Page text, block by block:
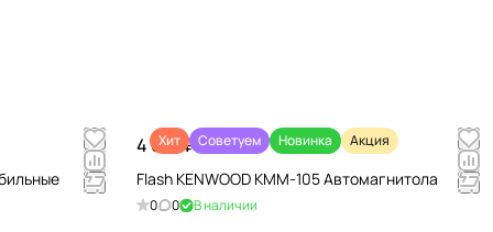
Хит Советуем Новинка Акция
4 670 ₽/шт
Flash KENWOOD KMM-105 Автомагнитола
0 0 В наличии